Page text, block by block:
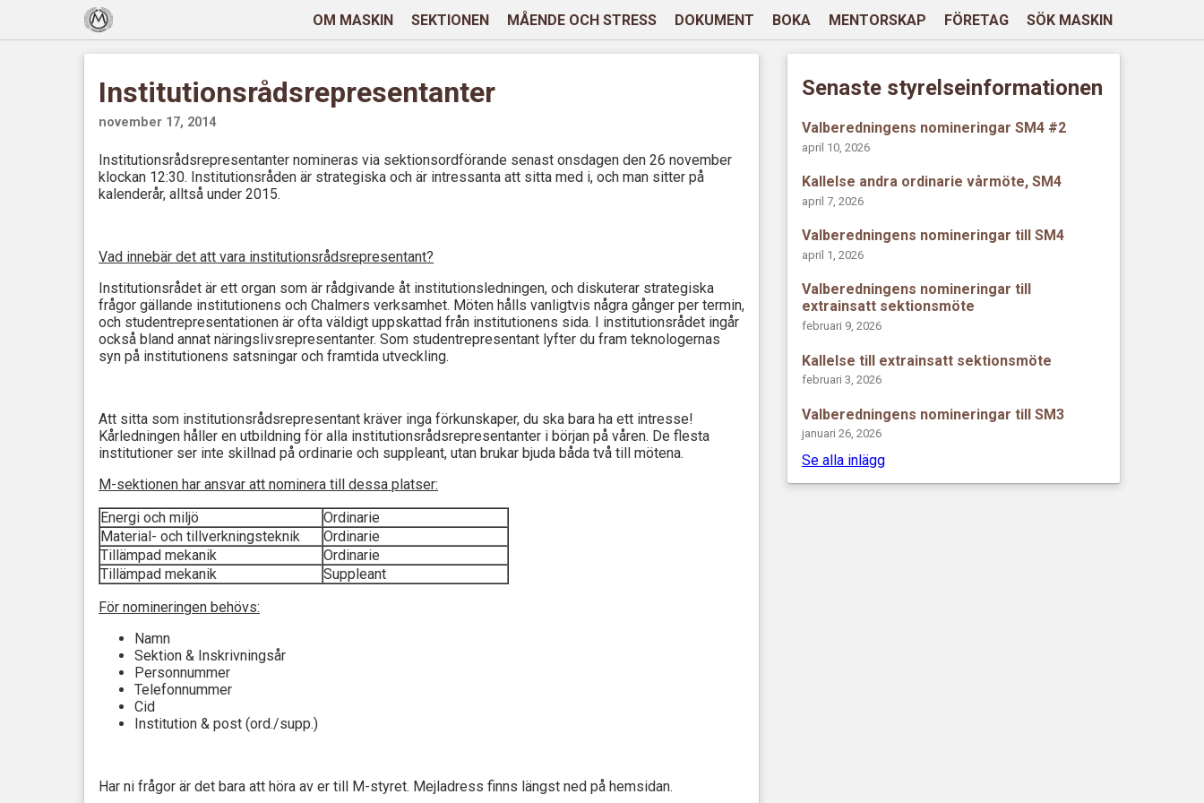
OM MASKIN SEKTIONEN MÅENDE OCH STRESS DOKUMENT BOKA MENTORSKAP FÖRETAG SÖK MASKIN
Institutionsrådsrepresentanter
november 17, 2014
Institutionsrådsrepresentanter nomineras via sektionsordförande senast onsdagen den 26 november
klockan 12:30. Institutionsråden är strategiska och är intressanta att sitta med i, och man sitter på
kalenderår, alltså under 2015.
Vad innebär det att vara institutionsrådsrepresentant?
Institutionsrådet är ett organ som är rådgivande åt institutionsledningen, och diskuterar strategiska
frågor gällande institutionens och Chalmers verksamhet. Möten hålls vanligtvis några gånger per termin,
och studentrepresentationen är ofta väldigt uppskattad från institutionens sida. I institutionsrådet ingår
också bland annat näringslivsrepresentanter. Som studentrepresentant lyfter du fram teknologernas
syn på institutionens satsningar och framtida utveckling.
Att sitta som institutionsrådsrepresentantkräver inga förkunskaper, du ska bara ha ett intresse!
Kårledningen håller en utbildning för alla institutionsrådsrepresentanter i början på våren. De flesta
institutioner ser inte skillnad på ordinarie och suppleant, utan brukar bjuda båda två till mötena.
M-sektionen har ansvar att nominera till dessa platser:
Energi och miljö
Ordinarie
Material- och tillverkningsteknik
Ordinarie
Tillämpad mekanik
Ordinarie
Tillämpad mekanik
Suppleant
För nomineringen behövs:
Namn
Sektion & Inskrivningsår
Personnummer
Telefonnummer
Cid
Institution & post (ord./supp.)
Har ni frågor är det bara att höra av er till M-styret. Mejladress finns längst ned på hemsidan.
Senaste styrelseinformationen
Valberedningens nomineringar SM4 #2
april 10, 2026
Kallelse andra ordinarie vårmöte, SM4
april 7, 2026
Valberedningens nomineringar till SM4
april 1, 2026
Valberedningens nomineringar till
extrainsatt sektionsmöte
februari 9, 2026
Kallelse till extrainsatt sektionsmöte
februari 3, 2026
Valberedningens nomineringar till SM3
januari 26, 2026
Se alla inlägg